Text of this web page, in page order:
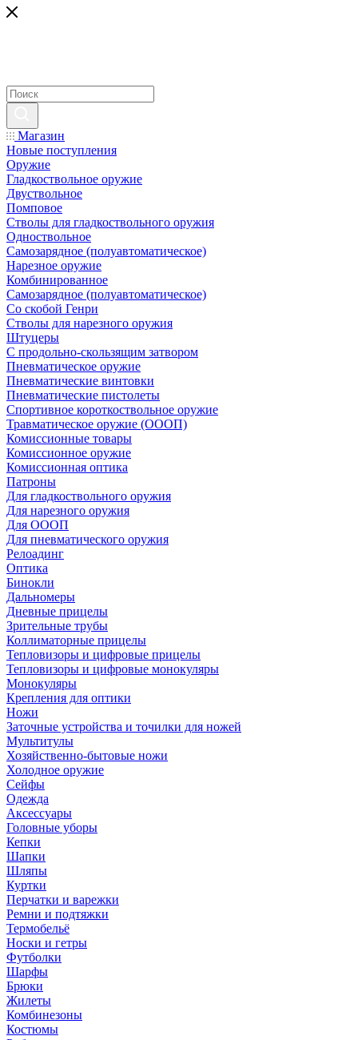
Магазин
Новые поступления
Оружие
Гладкоствольное оружие
Двуствольное
Помповое
Стволы для гладкоствольного оружия
Одноствольное
Самозарядное (полуавтоматическое)
Нарезное оружие
Комбинированное
Самозарядное (полуавтоматическое)
Со скобой Генри
Стволы для нарезного оружия
Штуцеры
С продольно-скользящим затвором
Пневматическое оружие
Пневматические винтовки
Пневматические пистолеты
Спортивное короткоствольное оружие
Травматическое оружие (ОООП)
Комиссионные товары
Комиссионное оружие
Комиссионная оптика
Патроны
Для гладкоствольного оружия
Для нарезного оружия
Для ОООП
Для пневматического оружия
Релоадинг
Оптика
Бинокли
Дальномеры
Дневные прицелы
Зрительные трубы
Коллиматорные прицелы
Тепловизоры и цифровые прицелы
Тепловизоры и цифровые монокуляры
Монокуляры
Крепления для оптики
Ножи
Заточные устройства и точилки для ножей
Мультитулы
Хозяйственно-бытовые ножи
Холодное оружие
Сейфы
Одежда
Аксессуары
Головные уборы
Кепки
Шапки
Шляпы
Куртки
Перчатки и варежки
Ремни и подтяжки
Термобельё
Носки и гетры
Футболки
Шарфы
Брюки
Жилеты
Комбинезоны
Костюмы